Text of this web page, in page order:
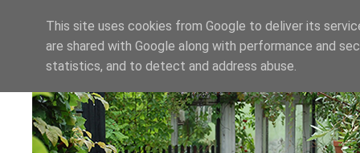
This site uses cookies from Google to deliver its
are shared with Google along with performance and
statistics, and to detect and address abuse.